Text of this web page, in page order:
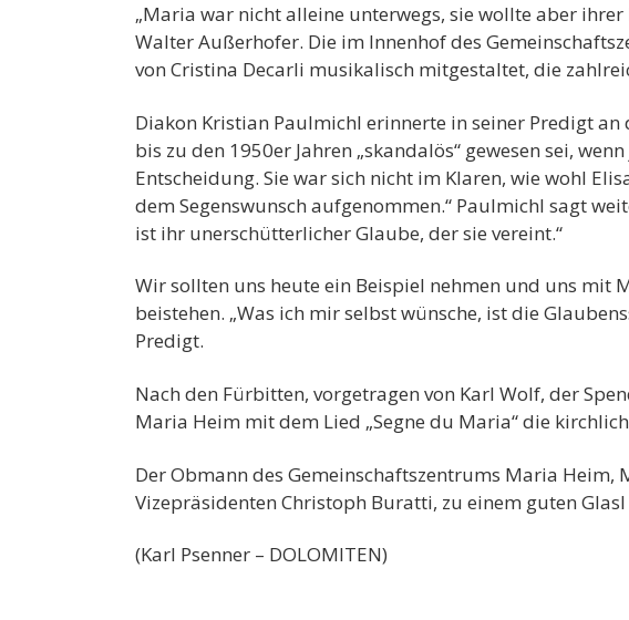
„Maria war nicht alleine unterwegs, sie wollte aber
Walter Außerhofer. Die im Innenhof des
von Cristina Decarli musikalisch mitgestaltet, die
Diakon Kristian Paulmichl erinnerte in seiner Predigt
bis zu den 1950er Jahren „skandalös“ gewesen sei,
Entscheidung. Sie war sich nicht im Klaren, wie wohl
dem Segenswunsch aufgenommen.“ Paulmichl sagt
ist ihr unerschütterlicher Glaube, der sie vereint.“
Wir sollten uns heute ein Beispiel nehmen und uns mit
beistehen. „Was ich mir selbst wünsche, ist die
Predigt.
Nach den Fürbitten, vorgetragen von Karl Wolf, der
Maria Heim mit dem Lied „Segne du Maria“ die
Der Obmann des Gemeinschaftszentrums Maria
Vizepräsidenten Christoph Buratti, zu einem guten
(Karl Psenner – DOLOMITEN)